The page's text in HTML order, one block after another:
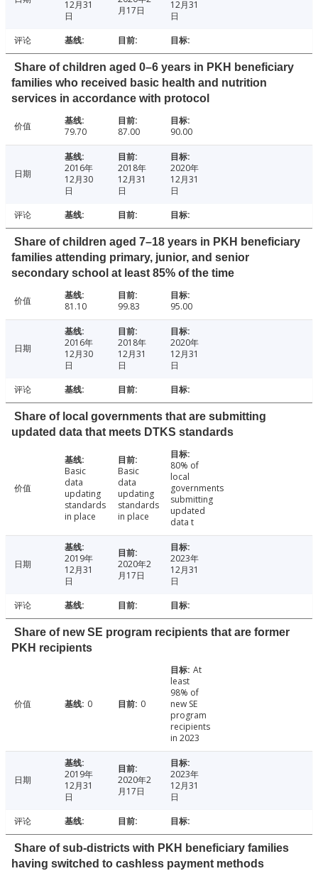
12月31
日
月17日
12月31
日
评论
Share of children aged 0–6 years in PKH beneficiary
families who received basic health and nutrition
services in accordance with protocol
价值 79.70 87.00 90.00
日期
2016年
12月30
日
2018年
12月31
日
2020年
12月31
日
评论
Share of children aged 7–18 years in PKH beneficiary
families attending primary, junior, and senior
secondary school at least 85% of the time
价值 81.10 99.83 95.00
日期
2016年
12月30
日
2018年
12月31
日
2020年
12月31
日
评论
Share of local governments that are submitting
updated data that meets DTKS standards
价值
Basic
data
updating
standards
in place
Basic
data
updating
standards
in place
80% of
local
governments
submitting
updated
data t
日期
2019年
12月31
日
2020年2
月17日
2023年
12月31
日
评论
Share of new SE program recipients that are former
PKH recipients
价值 0 0
At
least
98% of
new SE
program
recipients
in 2023
日期
2019年
12月31
日
2020年2
月17日
2023年
12月31
日
评论
Share of sub-districts with PKH beneficiary families
having switched to cashless payment methods